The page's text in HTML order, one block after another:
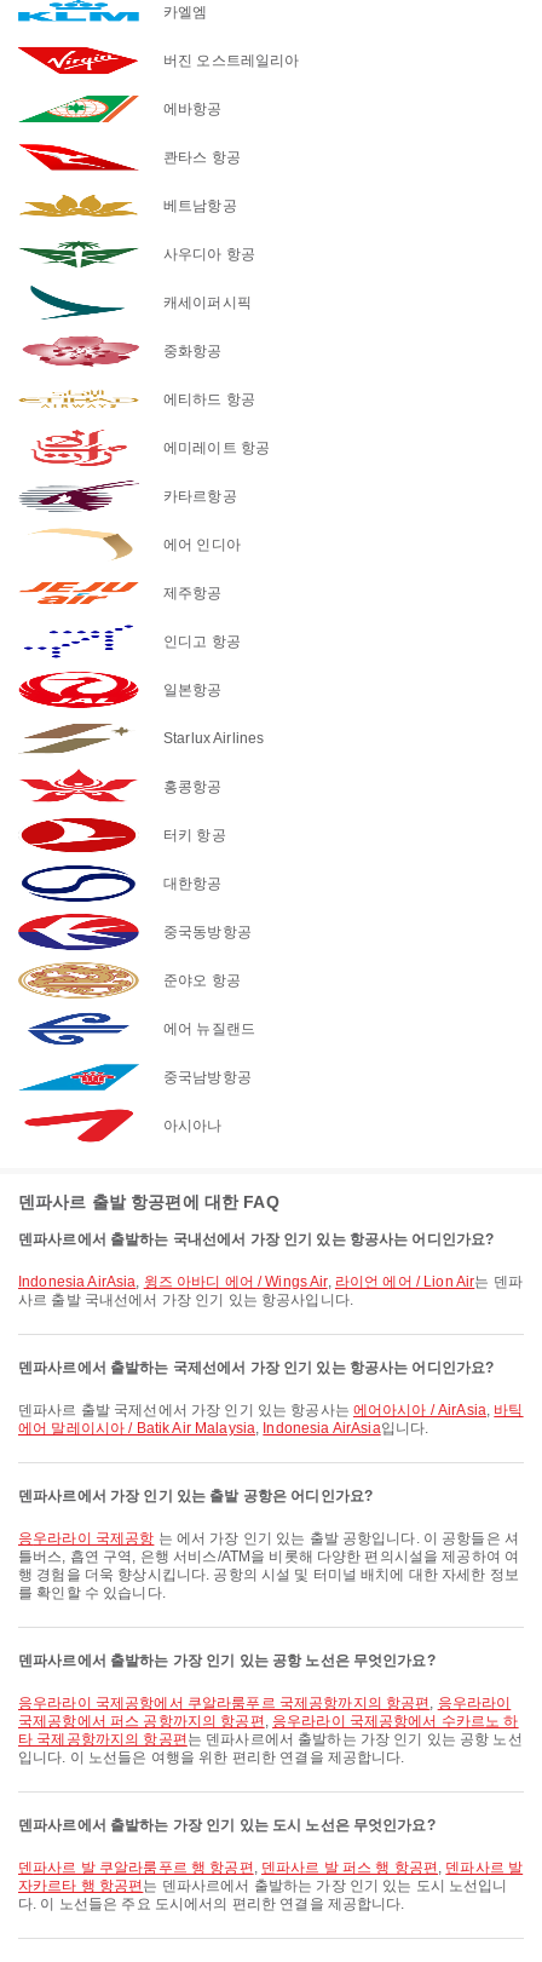
카엘엠
버진 오스트레일리아
에바항공
콴타스 항공
베트남항공
사우디아 항공
캐세이퍼시픽
중화항공
에티하드 항공
에미레이트 항공
카타르항공
에어 인디아
제주항공
인디고 항공
일본항공
Starlux Airlines
홍콩항공
터키 항공
대한항공
중국동방항공
준야오 항공
에어 뉴질랜드
중국남방항공
아시아나
덴파사르 출발 항공편에 대한 FAQ
덴파사르에서 출발하는 국내선에서 가장 인기 있는 항공사는 어디인가요?
Indonesia AirAsia, 윙즈 아바디 에어 / Wings Air, 라이언 에어 / Lion Air는 덴파
사르 출발 국내선에서 가장 인기 있는 항공사입니다.
덴파사르에서 출발하는 국제선에서 가장 인기 있는 항공사는 어디인가요?
덴파사르 출발 국제선에서 가장 인기 있는 항공사는 에어아시아 / AirAsia, 바틱
에어 말레이시아 / Batik Air Malaysia, Indonesia AirAsia입니다.
덴파사르에서 가장 인기 있는 출발 공항은 어디인가요?
응우라라이 국제공항 는 에서 가장 인기 있는 출발 공항입니다. 이 공항들은 셔
틀버스, 흡연 구역, 은행 서비스/ATM을 비롯해 다양한 편의시설을 제공하여 여
행 경험을 더욱 향상시킵니다. 공항의 시설 및 터미널 배치에 대한 자세한 정보
를 확인할 수 있습니다.
덴파사르에서 출발하는 가장 인기 있는 공항 노선은 무엇인가요?
응우라라이 국제공항에서 쿠알라룸푸르 국제공항까지의 항공편 , 응우라라이
국제공항에서 퍼스 공항까지의 항공편 , 응우라라이 국제공항에서 수카르노 하
타 국제공항까지의 항공편 는 덴파사르에서 출발하는 가장 인기 있는 공항 노선
입니다. 이 노선들은 여행을 위한 편리한 연결을 제공합니다.
덴파사르에서 출발하는 가장 인기 있는 도시 노선은 무엇인가요?
덴파사르 발 쿠알라룸푸르 행 항공편 , 덴파사르 발 퍼스 행 항공편 , 덴파사르 발
자카르타 행 항공편 는 덴파사르에서 출발하는 가장 인기 있는 도시 노선입니
다. 이 노선들은 주요 도시에서의 편리한 연결을 제공합니다.